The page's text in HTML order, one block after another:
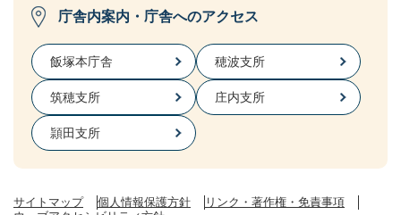
庁舎内案内・庁舎へのアクセス
飯塚本庁舎 穂波支所
筑穂支所 庄内支所
頴田支所
サイトマップ 個人情報保護方針
リンク・著作権・免責事項